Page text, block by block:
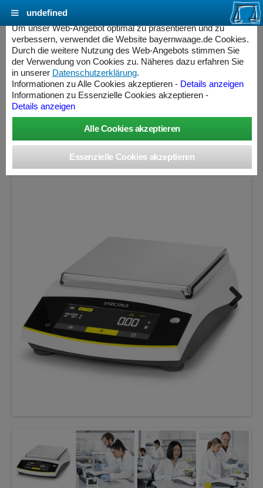
Sonderangebot
SARTORIUS BCE4202i-1S Entris® II
Präzisionswaage - interne Justierung - nicht
Wägebereich: 4200 g, Ablesbarkeit: 0,01 g, nicht eichfähig
Next
Cookie Einstellungen - bayernwaage.de
Um unser Web-Angebot optimal zu präsentieren und zu
verbessern, verwendet die Website bayernwaage.de Cookies.
Durch die weitere Nutzung des Web-Angebots stimmen Sie
der Verwendung von Cookies zu. Näheres dazu erfahren Sie
in unserer Datenschutzerklärung.
Informationen zu Alle Cookies akzeptieren - Details anzeigen
Informationen zu Essenzielle Cookies akzeptieren -
Details anzeigen
undefined